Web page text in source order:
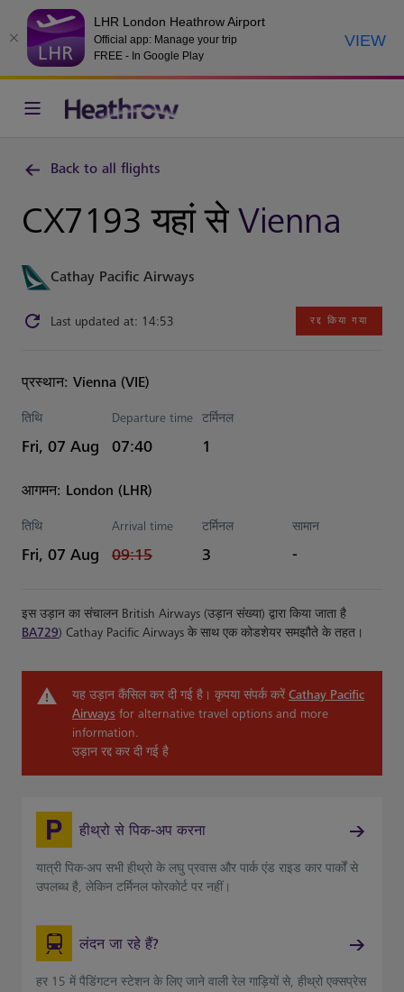
LHR London Heathrow Airport
Official app: Manage your trip
FREE - In Google Play
VIEW
Back to all flights
CX7193 यहां से Vienna
Cathay Pacific Airways
Last updated at: 14:53 रद्द किया गया
प्रस्थान: Vienna (VIE)
तिथि
Fri, 07 Aug
Departure time
Estimated समय
07:40
टर्मिनल
1
आगमन: London (LHR)
तिथि
Fri, 07 Aug
Arrival time
रद्द किया गया समय
09:15
टर्मिनल
3
सामान
-
इस उड़ान का संचालन British Airways (उड़ान संख्या) द्वारा किया जाता है
BA729) Cathay Pacific Airways के साथ एक कोडशेयर समझौते के तहत।
यह उड़ान कैंसिल कर दी गई है। कृपया संपर्क करें Cathay Pacific
Airways for alternative travel options and more
information.
उड़ान रद्द कर दी गई है
हीथ्रो से पिक-अप करना
यात्री पिक-अप सभी हीथ्रो के लघु प्रवास और पार्क एंड राइड कार पार्कों से
उपलब्ध है, लेकिन टर्मिनल फोरकोर्ट पर नहीं।
लंदन जा रहे हैं?
हर 15 में पैडिंगटन स्टेशन के लिए जाने वाली रेल गाड़ियों से, हीथ्रो एक्सप्रेस